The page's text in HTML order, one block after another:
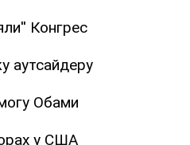
Конгрес
аутсайдеру
Обами
у США